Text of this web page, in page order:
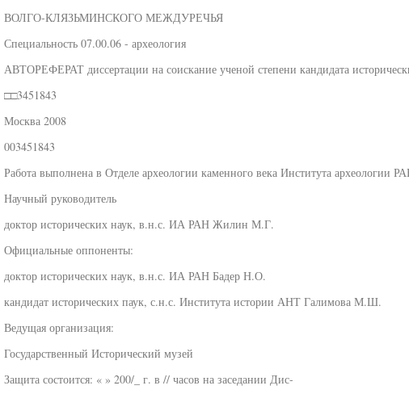
ВОЛГО-КЛЯЗЬМИНСКОГО МЕЖДУРЕЧЬЯ
Специальность 07.00.06 - археология
АВТОРЕФЕРАТ диссертации на соискание ученой степени кандидата
□□3451843
Москва 2008
003451843
Работа выполнена в Отделе археологии каменного века Института археологии
Научный руководитель
доктор исторических наук, в.н.с. ИА РАН Жилин М.Г.
Официальные оппоненты:
доктор исторических наук, в.н.с. ИА РАН Бадер Н.О.
кандидат исторических паук, с.н.с. Института истории АНТ Галимова М.Ш.
Ведущая организация:
Государственный Исторический музей
Защита состоится: « » 200/_ г. в // часов на заседании Дис-